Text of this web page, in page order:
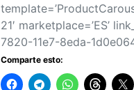
21′ marketplace=’ES’
7820-11e7-8eda-
Comparte esto: